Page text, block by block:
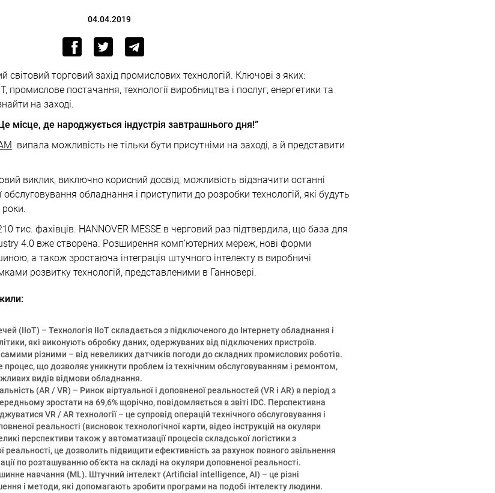
04.04.2019
світовий торговий захід промислових технологій. Ключові з яких:
промислове постачання, технології виробництва і послуг, енергетики та
на заході.
місце, де народжується індустрія завтрашнього дня!”
випала можливість не тільки бути присутніми на заході, а й представити
виклик, виключно корисний досвід, можливість відзначити останні
обладнання і приступити до розробки технологій, які будуть
тис. фахівців. HANNOVER MESSE в черговий раз підтвердила, що база для
4.0 вже створена. Розширення комп’ютерних мереж, нові форми
а також зростаюча інтеграція штучного інтелекту в виробничі
розвитку технологій, представленими в Ганновері.
(IIoT) – Технологія IIoT складається з підключеного до Інтернету обладнання і
які виконують обробку даних, одержуваних від підключених пристроїв.
різними – від невеликих датчиків погоди до складних промислових роботів.
процес, що дозволяє уникнути проблем із технічним обслуговуванням і ремонтом,
видів відмови обладнання.
(AR / VR) – Ринок віртуальної і доповненої реальностей (VR і AR) в період з
зростати на 69,6% щорічно, повідомляється в звіті IDC. Перспективна
VR / AR технології – це супровід операцій технічного обслуговування і
реальності (висновок технологічної карти, відео інструкцій на окуляри
перспективи також у автоматизації процесів складської логістики з
це дозволить підвищити ефективність за рахунок повного звільнення
по розташуванню об’єкта на складі на окуляри доповненої реальності.
навчання (ML). Штучний інтелект (Artificial intelligence, AI) – це різні
і методи, які допомагають зробити програми на подобі інтелекту людини.